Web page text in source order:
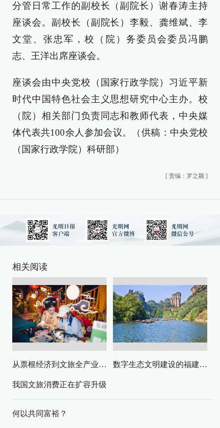
分管日常工作的副校长（副院长）谢春涛主持
座谈会。副校长（副院长）李毅、龚维斌、李
文堂、张忠军，校（院）务委员会委员冯鹏
志、王洋出席座谈会。
座谈会由中央党校（国家行政学院）习近平新
时代中国特色社会主义思想研究中心主办。校
（院）相关部门负责同志和教师代表，中央媒
体代表共100余人参加会议。（供稿：中央党校
（国家行政学院）科研部）
[ 责编：罗之颖 ]
相关阅读
从票根经济到文旅全产业链升级 数字生态文明建设的福建路径与启示
我国文旅消费正在扩容升级
何以共同富裕？